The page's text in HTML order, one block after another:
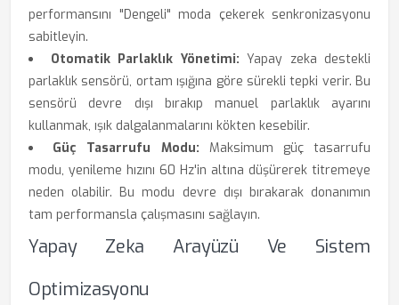
performansını "Dengeli" moda çekerek senkronizasyonu
sabitleyin.
Otomatik Parlaklık Yönetimi: Yapay zeka destekli
parlaklık sensörü, ortam ışığına göre sürekli tepki verir. Bu
sensörü devre dışı bırakıp manuel parlaklık ayarını
kullanmak, ışık dalgalanmalarını kökten kesebilir.
Güç Tasarrufu Modu: Maksimum güç tasarrufu
modu, yenileme hızını 60 Hz'in altına düşürerek titremeye
neden olabilir. Bu modu devre dışı bırakarak donanımın
tam performansla çalışmasını sağlayın.
Yapay Zeka Arayüzü Ve Sistem
Optimizasyonu